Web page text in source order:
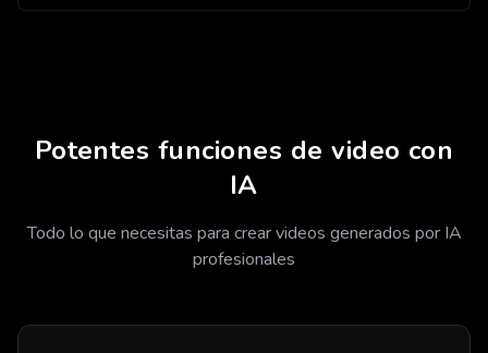
Potentes funciones de video con
IA
Todo lo que necesitas para crear videos generados por IA
profesionales